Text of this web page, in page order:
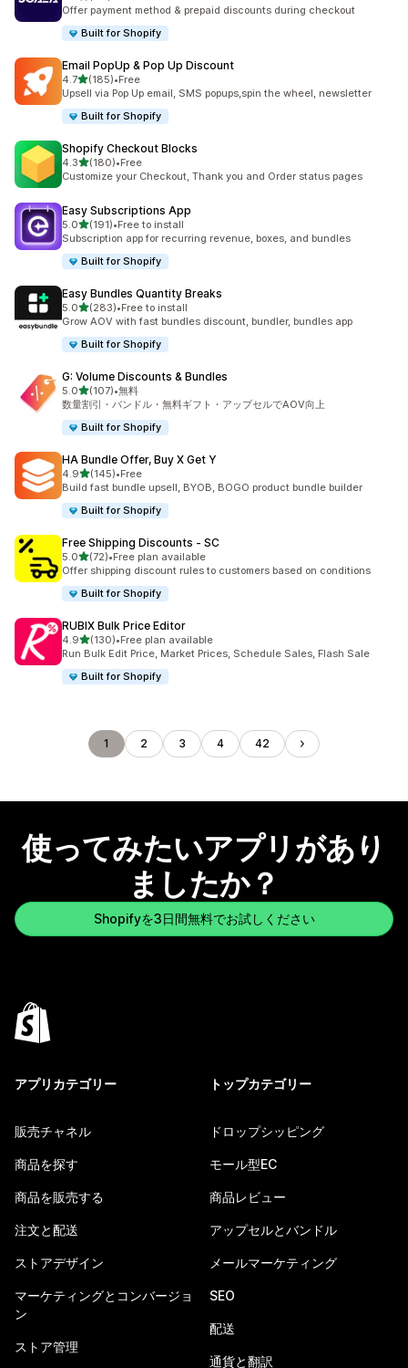
Offer payment method & prepaid discounts during checkout
Built for Shopify
Email PopUp & Pop Up Discount
4.75つ星中
(185)
合計レビュー数：185件
•Free
Upsell via Pop Up email, SMS popups,spin the wheel, newsletter
Built for Shopify
Shopify Checkout Blocks
4.35つ星中
(180)
合計レビュー数：180件
•Free
Customize your Checkout, Thank you and Order status pages
Easy Subscriptions App
5.05つ星中
(191)
合計レビュー数：191件
•Free to install
Subscription app for recurring revenue, boxes, and bundles
Built for Shopify
Easy Bundles Quantity Breaks
5.05つ星中
(283)
合計レビュー数：283件
•Free to install
Grow AOV with fast bundles discount, bundler, bundles app
Built for Shopify
G: Volume Discounts & Bundles
5.05つ星中
(107)
合計レビュー数：107件
•無料
数量割引・バンドル・無料ギフト・アップセルでAOV向上
Built for Shopify
HA Bundle Offer, Buy X Get Y
4.95つ星中
(145)
合計レビュー数：145件
•Free
Build fast bundle upsell, BYOB, BOGO product bundle builder
Built for Shopify
Free Shipping Discounts ‑ SC
5.05つ星中
(72)
合計レビュー数：72件
•Free plan available
Offer shipping discount rules to customers based on conditions
Built for Shopify
RUBIX Bulk Price Editor
4.95つ星中
(130)
合計レビュー数：130件
•Free plan available
Run Bulk Edit Price, Market Prices, Schedule Sales, Flash Sale
Built for Shopify
1 2 3 4 42
使ってみたいアプリがあり
ましたか？
Shopifyを3日間無料でお試しください
アプリカテゴリー
販売チャネル
商品を探す
商品を販売する
注文と配送
ストアデザイン
マーケティングとコンバージョ
ン
ストア管理
トップカテゴリー
ドロップシッピング
モール型EC
商品レビュー
アップセルとバンドル
メールマーケティング
SEO
配送
通貨と翻訳